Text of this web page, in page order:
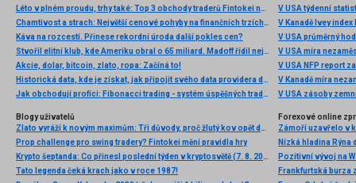
Léto v plném proudu, trhy také: Top 3 obchody traderů Fintokei na indexech a zlatě
Chamtivost a strach: Největší cenové pohyby na finančních trzích (červenec 2026)
Káva na rozcestí. Přinese rekordní úroda další pokles cen?
Stvořil elitní klub, kde Ameriku obral o 65 miliard. Madoff řídil největší Ponzi dějin
Akcie, dolar, bitcoin, zlato, ropa: Začíná to!
Historická data, kde je získat, jak připojit svého data providera do MultiCharts a proč je budeme potřebovat? (4. díl)
Jak obchodují profíci: Fibonacci trading - systém úspěšných traderů
V USA týdenní
V Kanadě Ivey index
V USA průměrný
V USA míra
V USA NFP report
V Kanadě míra
V USA zásoby
Blogy uživatelů
Zlato vyráží k novým maximům: Tři důvody, proč žlutý kov opět dominuje
Prop challenge pro swing tradery? Fintokei mění pravidla hry
Krypto šeptanda: Co přinesl poslední týden v kryptosvětě (7. 8. 2026)
Tato legenda čeká krach jako v roce 1987!
Forexové online
Nízká hladina
Pozitivní vývoj na
Frankfurtská burza